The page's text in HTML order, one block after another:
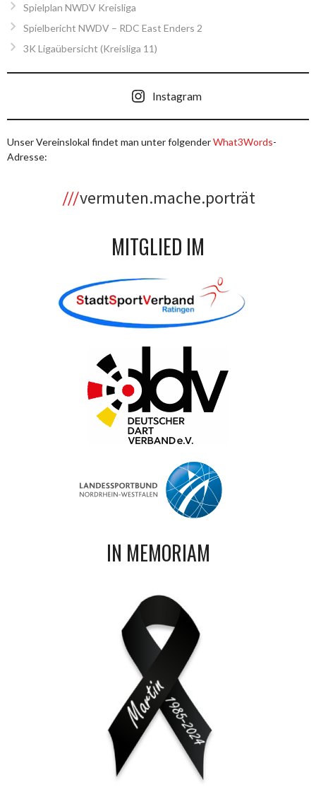
Spielplan NWDV Kreisliga
Spielbericht NWDV – RDC East Enders 2
3K Ligaübersicht (Kreisliga 11)
Instagram
Unser Vereinslokal findet man unter folgenderWhat3Words-
Adresse:
vermuten.mache.porträt
MITGLIED IM
IN MEMORIAM